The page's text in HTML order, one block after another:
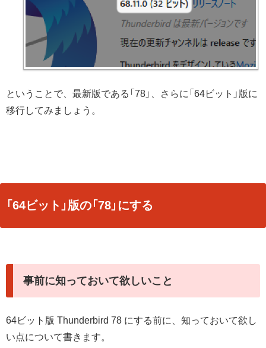
ということで、最新版である「78」、さらに「64ビット」版に
移行してみましょう。
「64ビット」版の「78」にする
事前に知っておいて欲しいこと
64ビット版 Thunderbird 78 にする前に、知っておいて欲し
い点について書きます。